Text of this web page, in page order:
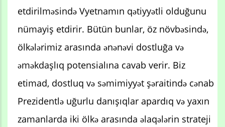
etdirilməsində Vyetnamın qətiyyətli olduğunu
nümayiş etdirir. Bütün bunlar, öz növbəsində,
ölkələrimiz arasında ənənəvi dostluğa və
əməkdaşlıq potensialına cavab verir. Biz
etimad, dostluq və səmimiyyət şəraitində cənab
Prezidentlə uğurlu danışıqlar apardıq və yaxın
zamanlarda iki ölkə arasında əlaqələrin strateji